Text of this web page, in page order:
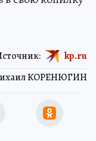
КОРЕНЮГИН
kp.ru